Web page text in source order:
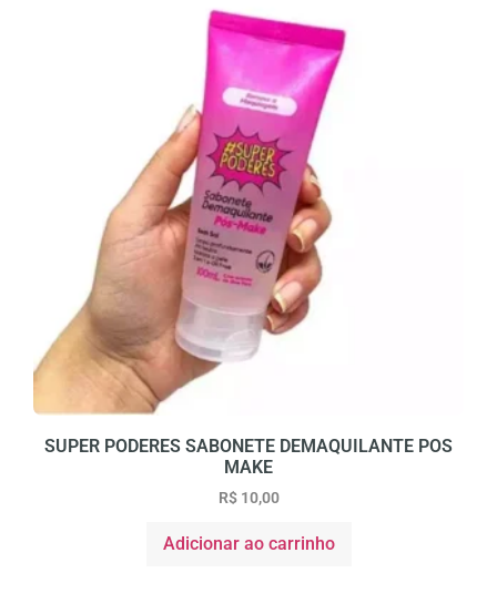
SUPER PODERES SABONETE DEMAQUILANTE POS
MAKE
R$10,00
Adicionar ao carrinho